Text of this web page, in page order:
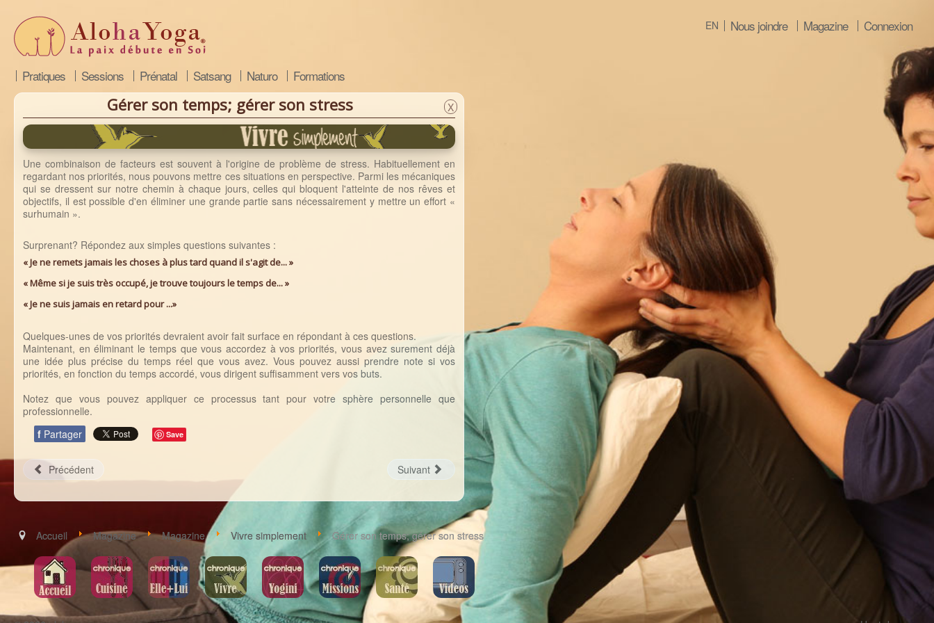
Connexion
Magazine
Nous joindre
EN
Pratiques Sessions Prénatal Satsang Naturo Formations
X
Gérer son temps; gérer son stress
Une combinaison de facteurs est souvent à l'origine de problème de stress. Habituellement en
regardant nos priorités, nous pouvons mettre ces situations en perspective. Parmi les mécaniques
qui se dressent sur notre chemin à chaque jours, celles qui bloquent l'atteinte de nos rêves et
objectifs, il est possible d'en éliminer une grande partie sans nécessairement y mettre un effort «
surhumain ».
Surprenant? Répondez aux simples questions suivantes :
« Je ne remets jamais les choses à plus tard quand il s'agit de... »
« Même si je suis très occupé, je trouve toujours le temps de... »
« Je ne suis jamais en retard pour ...»
Quelques-unes de vos priorités devraient avoir fait surface en répondant à ces questions.
Maintenant, en éliminant le temps que vous accordez à vos priorités, vous avez surement déjà
une idée plus précise du temps réel que vous avez. Vous pouvez aussi prendre note si vos
priorités, en fonction du temps accordé, vous dirigent suffisamment vers vos buts.
Notez que vous pouvez appliquer ce processus tant pour votre sphère personnelle que
professionnelle.
f Partager Save
Précédent Suivant
Accueil Magazine Magazine Vivre simplement Gérer son temps; gérer son stress